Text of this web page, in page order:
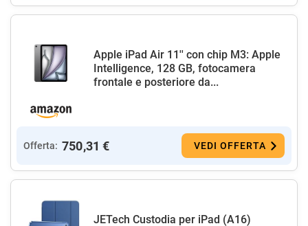
Apple iPad Air 11'' con chip M3: Apple
Intelligence, 128 GB, fotocamera
frontale e posteriore da...
Offerta: 750,31 € VEDI OFFERTA
JETech Custodia per iPad (A16)